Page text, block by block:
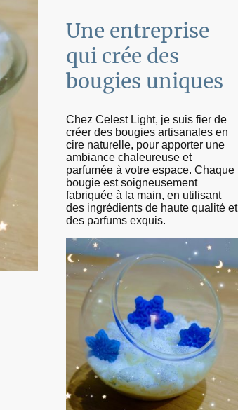
Une entreprise
qui crée des
bougies uniques
Chez Celest Light, je suis fier de
créer des bougies artisanales en
cire naturelle, pour apporter une
ambiance chaleureuse et
parfumée à votre espace. Chaque
bougie est soigneusement
fabriquée à la main, en utilisant
des ingrédients de haute qualité et
des parfums exquis.